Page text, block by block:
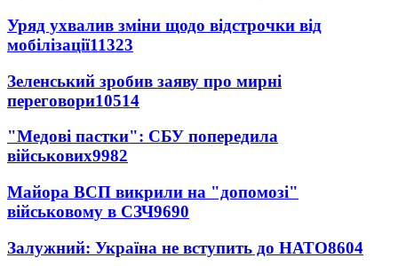
Уряд ухвалив зміни щодо відстрочки від
мобілізації11323
Зеленський зробив заяву про мирні
переговори10514
"Медові пастки": СБУ попередила
військових9982
Майора ВСП викрили на "допомозі"
військовому в СЗЧ9690
Залужний: Україна не вступить до НАТО8604